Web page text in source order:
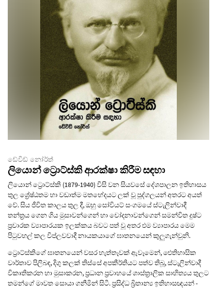
ඩේවිඩ් නෝර්ත්
ලියොන් ට්‍රොට්ස්කි ආරක්ෂා කිරීම සඳහා
ලියොන් ට්‍රොට්ස්කි (1879-1940) විසි වන සියවසේ දේශපාලන ඉතිහාසය
තුල ශ්‍රේෂ්ඨතම හා වඩාත්ම මතභේදයට ලක් වූ පුද්ගලයන් අතරට අයත්
වේ. සිය ජීවිත කාලය තුල දී, ඔහු සෝවියට් සංගමයේ ස්ටැලින්වාදී
තන්ත්‍රය ගෙන ගිය මුසාවන්ගෙන් හා චෝදනාවන්ගෙන් සමන්විත දුෂ්ට
ප්‍රචාරක ව්‍යාපාරයක ඉලක්කය බවට පත් වූ අතර එම ව්‍යාපාරය මෙම
පිටුවහල් කල විප්ලවවාදී නායකයාගේ ඝාතනයෙන් කුලුගැන්වුනි.
ට්‍රොට්ස්කිගේ ඝාතනයෙන් වසර හැත්තෑවක් ඇවෑමෙන්, ඓතිහාසික
වාර්තාව පිලිබඳ, දිගු කලක් තිස්සේ අපකීර්තියට පත්ව තිබූ, ස්ටැලින්වාදී
විකෘතිකරන හා මුසාකරන, ප්‍රධාන ප‍්‍රවාහයේ ශාස්ත්‍රාලික සාහිත්‍යය තුලට
තමන්ගේ මාවත සොයා ගනීමින් සිටී. ප‍්‍රසිද්ධ බ්‍රිතාන්‍ය ඉතිහාසඥයන් -